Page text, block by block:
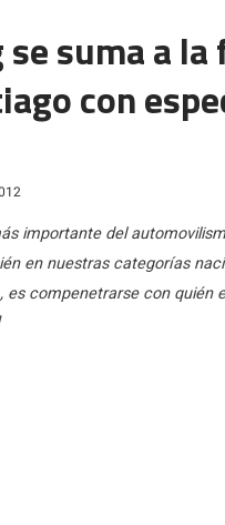
suma a
con
importante del
en nuestras categorías
es compenetrarse con